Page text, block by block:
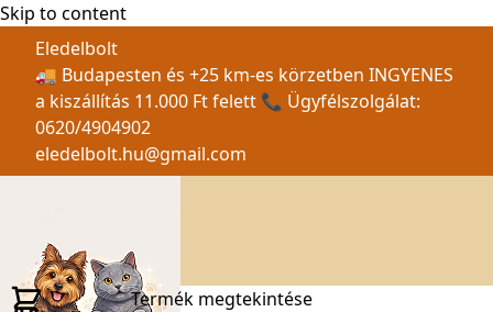
Skip to content
Eledelbolt
🚚 Budapesten és +25 km-es körzetben INGYENES
a kiszállítás 11.000 Ft felett 📞 Ügyfélszolgálat:
0620/4904902
eledelbolt.hu@gmail.com
Termék megtekintése